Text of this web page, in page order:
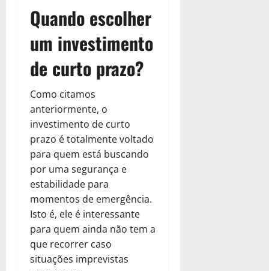
Quando escolher
um investimento
de curto prazo?
Como citamos
anteriormente, o
investimento de curto
prazo é totalmente voltado
para quem está buscando
por uma segurança e
estabilidade para
momentos de emergência.
Isto é, ele é interessante
para quem ainda não tem a
que recorrer caso
situações imprevistas